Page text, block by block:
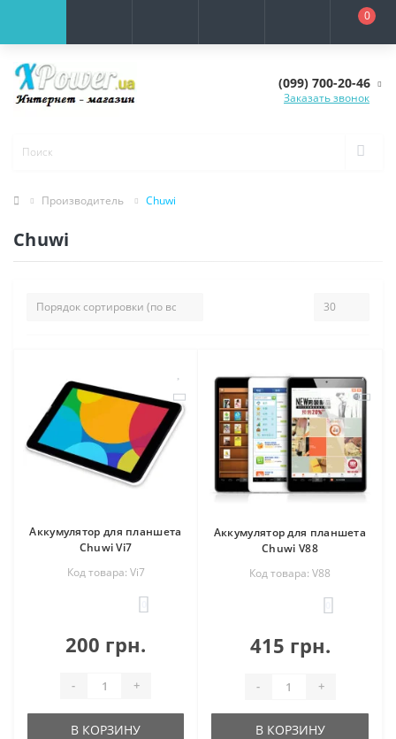
0
(099) 700-20-46
Заказать звонок
Производитель Chuwi
Chuwi
Аккумулятор для планшета
Chuwi Vi7
Код товара: Vi7
200 грн.
- +
В КОРЗИНУ
Аккумулятор для планшета
Chuwi V88
Код товара: V88
415 грн.
- +
В КОРЗИНУ